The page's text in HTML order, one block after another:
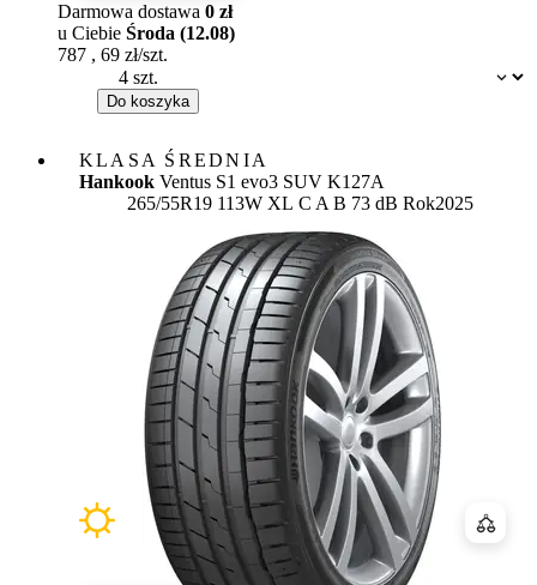
Dostępność:
Darmowa dostawa 0 zł
u Ciebie Środa (12.08)
787 , 69 zł/szt.
Do koszyka
KLASA ŚREDNIA
Hankook Ventus S1 evo3 SUV K127A
265/55R19 113W XL Etykieta:
C A B 73 dB Rok2025